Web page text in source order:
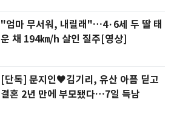
"엄마 무서워, 내릴래"…4·6세 두 딸 태
운 채 194㎞/h 살인 질주[영상]
[단독] 문지인♥김기리, 유산 아픔 딛고
결혼 2년 만에 부모됐다…7일 득남